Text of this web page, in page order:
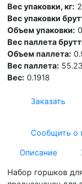
Вес упаковки, кг:
Вес упаковки
Объем упаковки:
Вес паллета
Объем паллета:
Вес паллета:
Вес: 0.1918
Заказать
Сообщить о
Описание
Набор горшков